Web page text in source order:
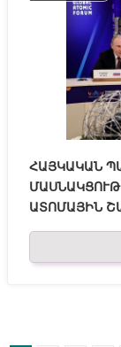
ՀԱՅԿԱԿԱՆ
ԱՏՈՄԱՅԻՆ